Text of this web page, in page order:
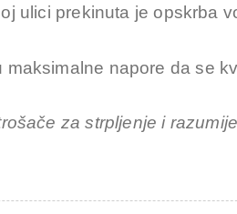
ulici prekinuta je opskrba
maksimalne napore da se
za strpljenje i